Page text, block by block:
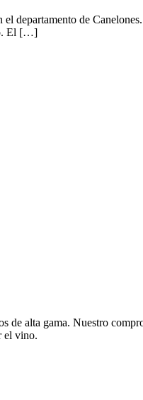
departamento de
El […]
de alta gama. Nuestro
el vino.